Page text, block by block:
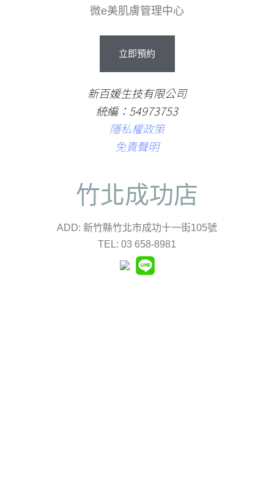
微e美肌膚管理中心
立即預約
新百媛生技有限公司
統編：54973753
隱私權政策
免責聲明
竹北成功店
ADD: 新竹縣竹北市成功十一街105號
TEL: 03 658-8981